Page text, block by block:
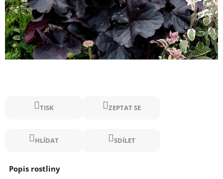
TISK ZEPTAT SE
HLÍDAT SDÍLET